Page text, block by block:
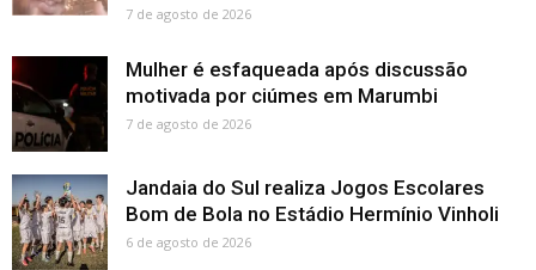
7 de agosto de 2026
Mulher é esfaqueada após discussão
motivada por ciúmes em Marumbi
7 de agosto de 2026
Jandaia do Sul realiza Jogos Escolares
Bom de Bola no Estádio Hermínio Vinholi
6 de agosto de 2026